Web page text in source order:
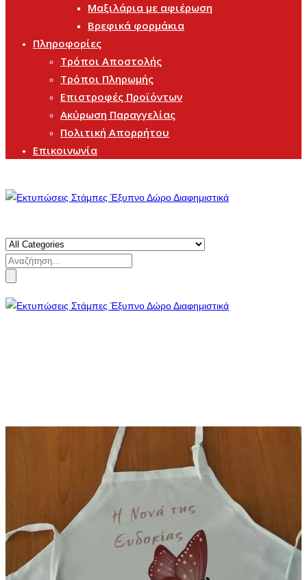
Μαξιλάρια με αφιέρωση
Βρεφικά φορμάκια
Πληροφορίες
Τρόποι Αποστολής
Τρόποι Πληρωμής
Επιστροφές Προϊόντων
Ακύρωση Παραγγελίας
Πολιτική Απορρήτου
Επικοινωνία
Search